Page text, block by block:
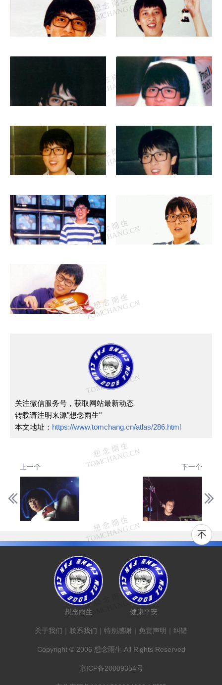
关注微信服务号，获取网站最新动态
转载请注明来源"想念雨生"
本文地址： https://www.tomchang.cn/atlas/286.html
上一个 下一个
想念雨生 健康平安
关于我们 联系我们 特别感谢 免责声明 纠错
Copyright © 2006 想念雨生 All Rights Reserved
京ICP备20009354号